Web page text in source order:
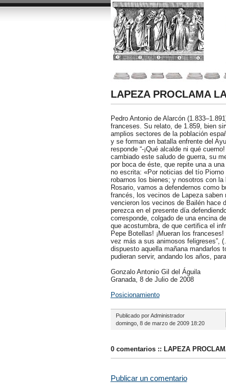
LAPEZA PROCLAMA
Pedro Antonio de Alarcón
franceses. Su relato, de 1.859, bien
amplios sectores de la población
y se forman en batalla enfrente del
responde “-¡Qué alcalde ni qué
cambiado este saludo de guerra, su
por boca de éste, que repite una a
no escrita: «Por noticias del tío
robarnos los bienes; y nosotros con
Rosario, vamos a defendernos como
francés, los vecinos de Lapeza
vencieron los vecinos de Bailén hace
perezca en el presente día
corresponde, colgado de una encina
que acostumbra, de que certifica el
Pepe Botellas! ¡Mueran los
vez más a sus animosos feligreses”,
dispuesto aquella mañana mandarlos
pudieran servir, andando los años,
Gonzalo Antonio Gil del Águila
Granada, 8 de Julio de 2008
Posicionamiento
Publicado porAdministrador
domingo, 8 de marzo de 2009 18:20
0 comentarios :: LAPEZA
Publicar un comentario